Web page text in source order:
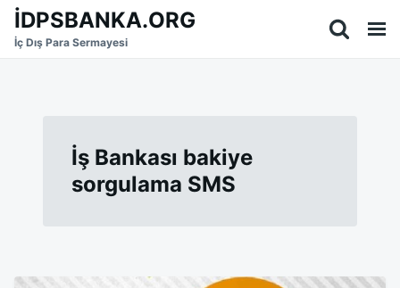
SkipSearch
for:
İDPSBANKA.ORG
İç Dış Para Sermayesi
İş Bankası bakiye
sorgulama SMS